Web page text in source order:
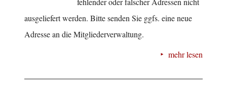
ausgeliefert werden. Bitte senden Sie ggfs. eine neue
Adresse an die Mitgliederverwaltung.
mehr lesen